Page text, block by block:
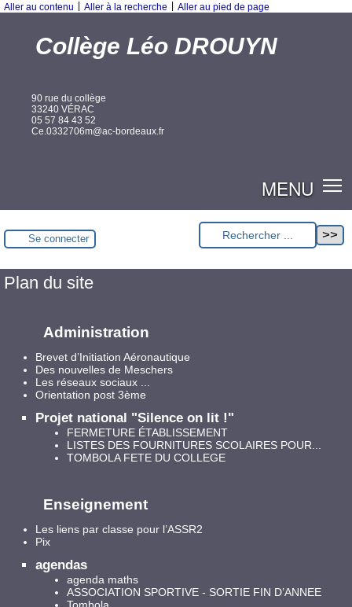
Aller au contenu Aller à la recherche Aller au pied de page
Collège Léo DROUYN
90 rue du collège
33240 VÉRAC
05 57 84 43 52
Ce.0332706m@ac-bordeaux.fr
MENU
Se connecter
Plan du site
Administration
Brevet d’Initiation Aéronautique
Des nouvelles de Meschers
Les réseaux sociaux ...
Orientation post 3ème
Projet national "Silence on lit !"
FERMETURE ÉTABLISSEMENT
LISTES DES FOURNITURES SCOLAIRES POUR...
TOMBOLA FETE DU COLLEGE
Enseignement
Les liens par classe pour l’ASSR2
Pix
agendas
agenda maths
ASSOCIATION SPORTIVE - SORTIE FIN D’ANNEE